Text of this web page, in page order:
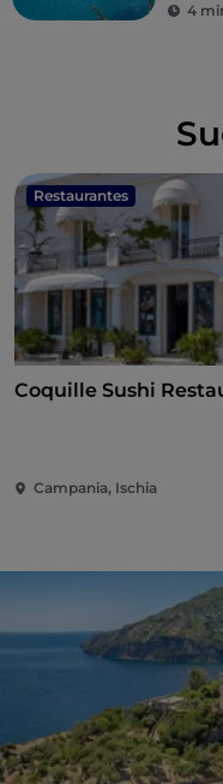
4
Restaurantes
Coquille Sushi
Campania, Ischia